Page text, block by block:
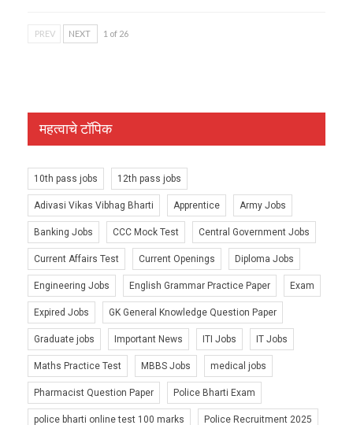
PREV NEXT 1 of 26
महत्वाचे टॉपिक
10th pass jobs 12th pass jobs
Adivasi Vikas Vibhag Bharti Apprentice Army Jobs
Banking Jobs CCC Mock Test Central Government Jobs
Current Affairs Test Current Openings Diploma Jobs
Engineering Jobs English Grammar Practice Paper Exam
Expired Jobs GK General Knowledge Question Paper
Graduate jobs Important News ITI Jobs IT Jobs
Maths Practice Test MBBS Jobs medical jobs
Pharmacist Question Paper Police Bharti Exam
police bharti online test 100 marks Police Recruitment 2025